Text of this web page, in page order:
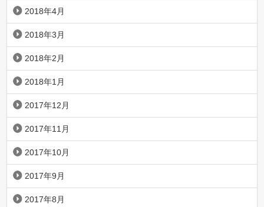
2018年4月
2018年3月
2018年2月
2018年1月
2017年12月
2017年11月
2017年10月
2017年9月
2017年8月